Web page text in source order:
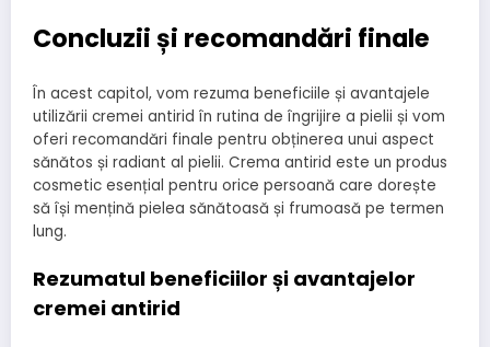
Concluzii și recomandări finale
În acest capitol, vom rezuma beneficiile și avantajele
utilizării cremei antirid în rutina de îngrijire a pielii și vom
oferi recomandări finale pentru obținerea unui aspect
sănătos și radiant al pielii. Crema antirid este un produs
cosmetic esențial pentru orice persoană care dorește
să își mențină pielea sănătoasă și frumoasă pe termen
lung.
Rezumatul beneficiilor și avantajelor
cremei antirid